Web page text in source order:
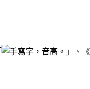
，音高。」、《